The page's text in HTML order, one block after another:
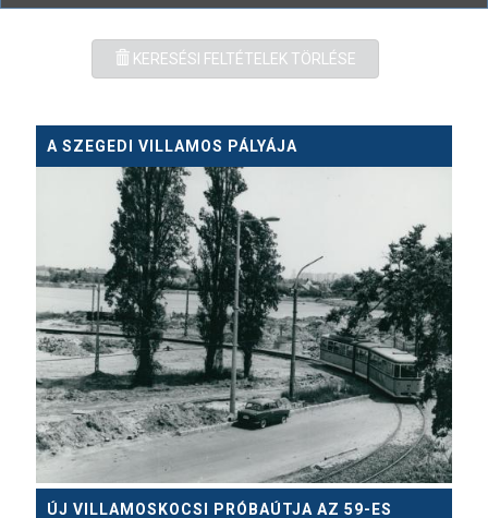
KERESÉSI FELTÉTELEK TÖRLÉSE
A SZEGEDI VILLAMOS PÁLYÁJA
ÚJ VILLAMOSKOCSI PRÓBAÚTJA AZ 59-ES